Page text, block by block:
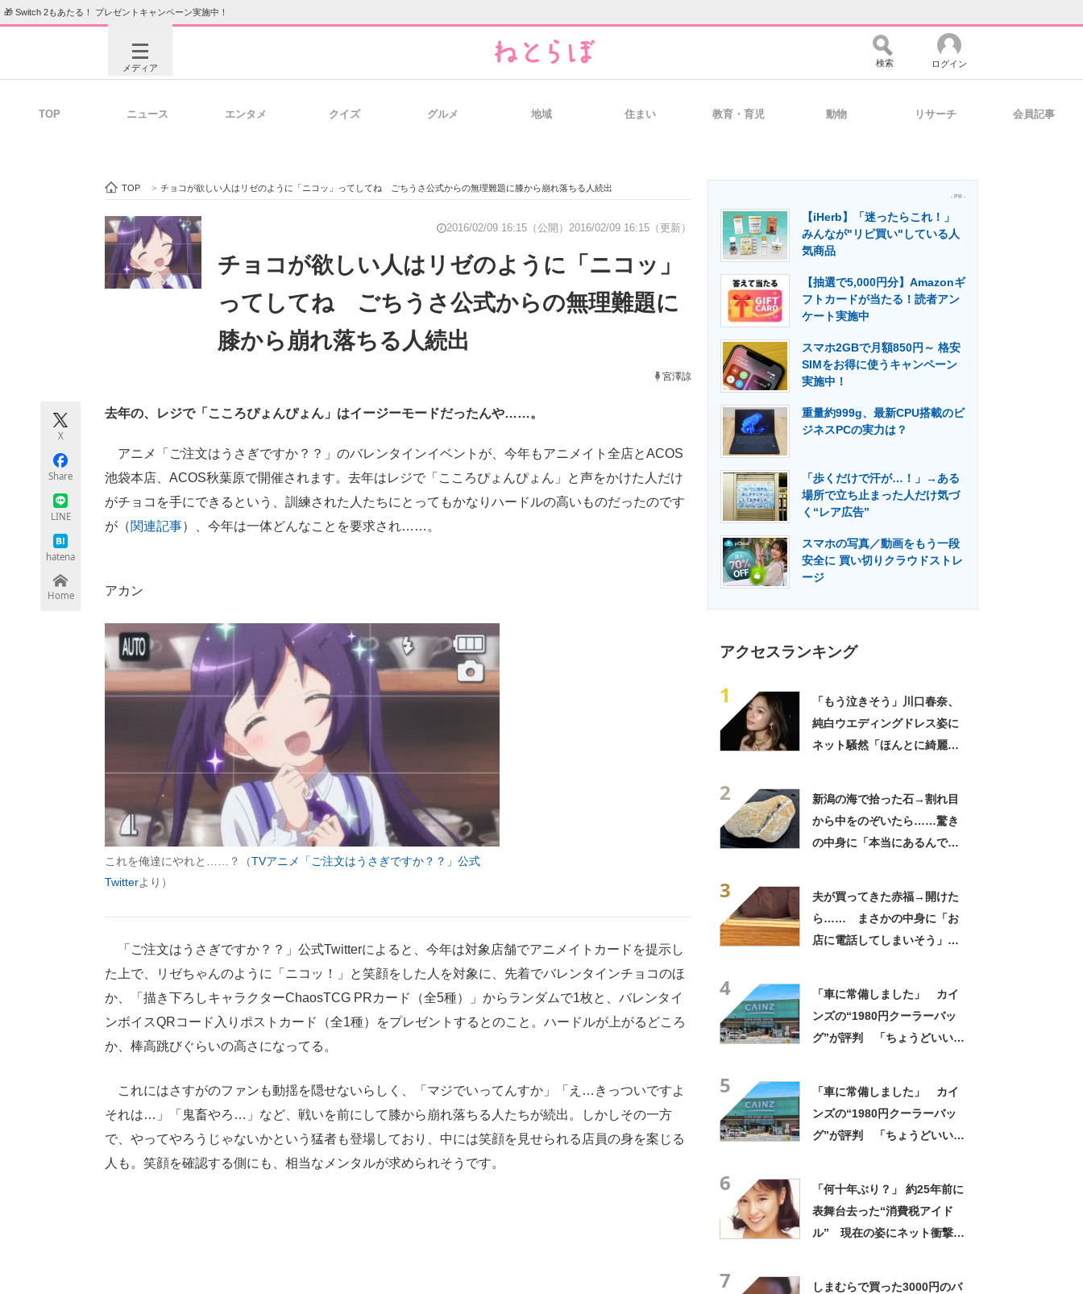
🎁 Switch 2もあたる！ プレゼントキャンペーン実施中！
メディア
ビジネスと働き方のヒント 経営リーダーのコミュニティ マーケ×ITの今がよく分かる
ITエンジニア向け専門サイト 企業向けIT製品の総合サイト IT製品の技術・比較・事例 製造業のIT導入・活用を支援
エネルギーの専門メディア 建設×テクノロジーの最前線
ちょっと気になるネットの話題
検索 ログイン
TOP ニュース エンタメ クイズ グルメ 地域 住まい 教育・育児 動物 リサーチ 会員記事
TOP > チョコが欲しい人はリゼのように「ニコッ」ってしてね ごちうさ公式からの無理難題に膝から崩れ落ちる人続出
2016/02/09 16:15（公開） 2016/02/09 16:15（更新）
チョコが欲しい人はリゼのように「ニコッ」
ってしてね ごちうさ公式からの無理難題に
膝から崩れ落ちる人続出
宮澤諒
X
Share
LINE
hatena
Home
去年の、レジで「こころぴょんぴょん」はイージーモードだったんや……。
アニメ「ご注文はうさぎですか？？」のバレンタインイベントが、今年もアニメイト全店とACOS
池袋本店、ACOS秋葉原で開催されます。去年はレジで「こころぴょんぴょん」と声をかけた人だけ
がチョコを手にできるという、訓練された人たちにとってもかなりハードルの高いものだったのです
が（関連記事）、今年は一体どんなことを要求され……。
アカン
これを俺達にやれと……？（TVアニメ「ご注文はうさぎですか？？」公式
Twitterより）
「ご注文はうさぎですか？？」公式Twitterによると、今年は対象店舗でアニメイトカードを提示し
た上で、リゼちゃんのように「ニコッ！」と笑顔をした人を対象に、先着でバレンタインチョコのほ
か、「描き下ろしキャラクターChaosTCG PRカード（全5種）」からランダムで1枚と、バレンタイ
ンボイスQRコード入りポストカード（全1種）をプレゼントするとのこと。ハードルが上がるどころ
か、棒高跳びぐらいの高さになってる。
これにはさすがのファンも動揺を隠せないらしく、「マジでいってんすか」「え…きっついですよ
それは…」「鬼畜やろ…」など、戦いを前にして膝から崩れ落ちる人たちが続出。しかしその一方
で、やってやろうじゃないかという猛者も登場しており、中には笑顔を見せられる店員の身を案じる
人も。笑顔を確認する側にも、相当なメンタルが求められそうです。
- PR -
【iHerb】「迷ったらこれ！」
みんなが"リピ買い"している人
気商品
【抽選で5,000円分】Amazonギ
フトカードが当たる！読者アン
ケート実施中
スマホ2GBで月額850円～ 格安
SIMをお得に使うキャンペーン
実施中！
重量約999g、最新CPU搭載のビ
ジネスPCの実力は？
「歩くだけで汗が…！」→ある
場所で立ち止まった人だけ気づ
く“レア広告”
スマホの写真／動画をもう一段
安全に 買い切りクラウドストレ
ージ
アクセスランキング
1
「もう泣きそう」川口春奈、
純白ウエディングドレス姿に
ネット騒然「ほんとに綺麗」
2
新潟の海で拾った石→割れ目
から中をのぞいたら……驚き
の中身に「本当にあるんです
3
夫が買ってきた赤福→開けた
ら…… まさかの中身に「お
店に電話してしまいそう」
4
「車に常備しました」 カイ
ンズの“1980円クーラーバッ
グ”が評判 「ちょうどいい大
5
「車に常備しました」 カイ
ンズの“1980円クーラーバッ
グ”が評判 「ちょうどいい大
6
「何十年ぶり？」 約25年前に
表舞台去った“消費税アイド
ル” 現在の姿にネット衝撃
7
しまむらで買った3000円のバ